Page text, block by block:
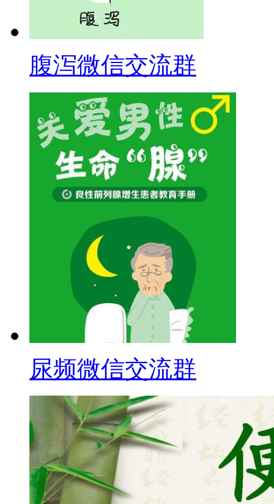
腹泻微信交流群
尿频微信交流群